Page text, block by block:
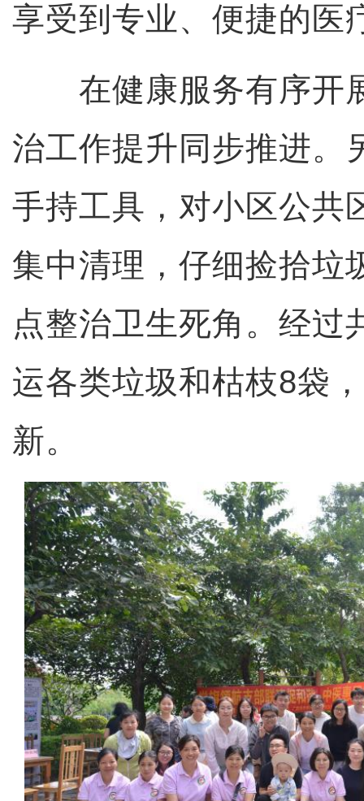
享受到专业、便捷的医
在健康服务有序开
治工作提升同步推进。
手持工具，对小区公共
集中清理，仔细捡拾垃
点整治卫生死角。经过
运各类垃圾和枯枝8袋
新。